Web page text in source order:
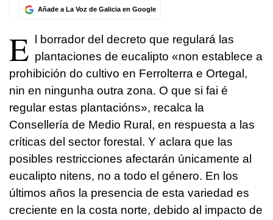
Añade a La Voz de Galicia en Google
E
l borrador del decreto que regulará las
plantaciones de eucalipto «non establece a
prohibición do cultivo en Ferrolterra e Ortegal,
nin en ningunha outra zona. O que si fai é
regular estas plantacións», recalca la
Consellería de Medio Rural, en respuesta a las
críticas del sector forestal. Y aclara que las
posibles restricciones afectarán únicamente al
eucalipto nitens, no a todo el género. En los
últimos años la presencia de esta variedad es
creciente en la costa norte, debido al impacto de